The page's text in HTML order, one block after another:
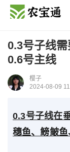
0.3号子线
0.6号主线
樱子
2024-08-09
0.3号子线在
穗鱼、鳑鲏鱼